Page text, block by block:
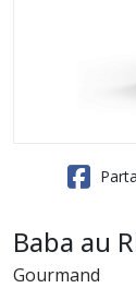
Baba au
Gourmand